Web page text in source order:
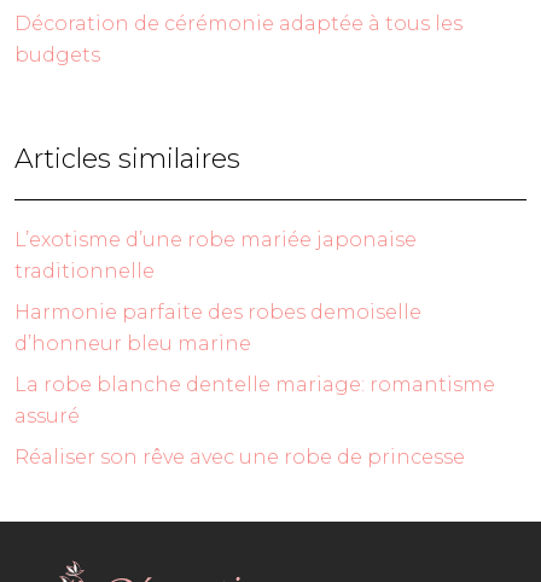
Décoration de cérémonie adaptée à tous les
budgets
Articles similaires
L’exotisme d’une robe mariée japonaise
traditionnelle
Harmonie parfaite des robes demoiselle
d’honneur bleu marine
La robe blanche dentelle mariage: romantisme
assuré
Réaliser son rêve avec une robe de princesse